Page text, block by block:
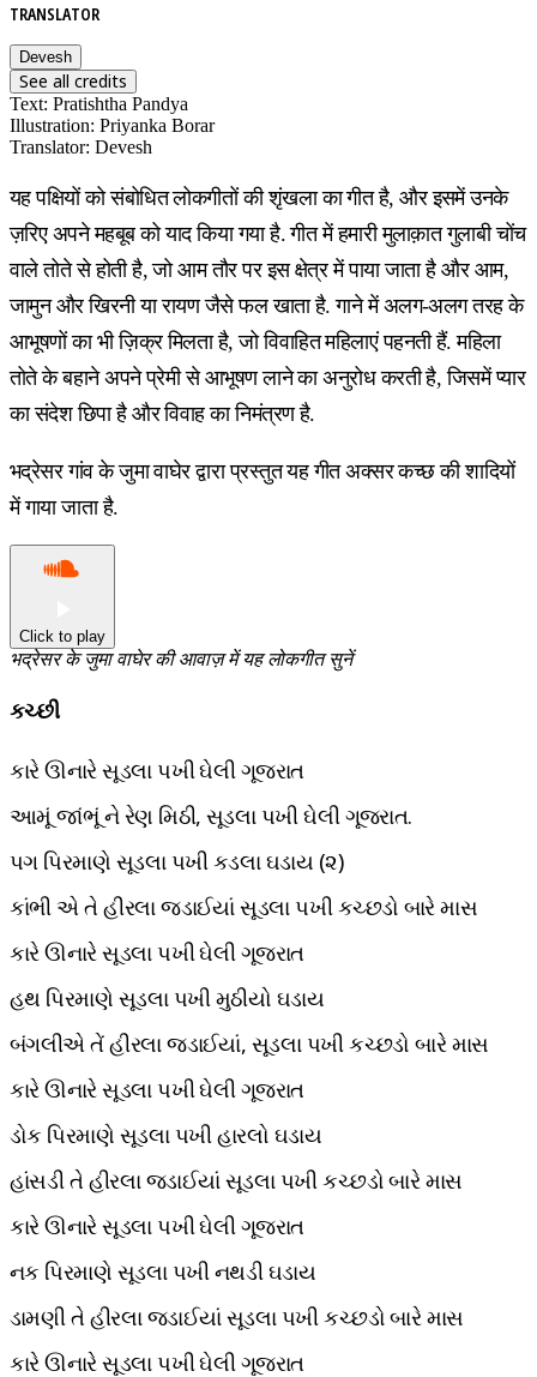
TRANSLATOR
Devesh
See all credits
Text: Pratishtha Pandya
Illustration: Priyanka Borar
Translator: Devesh
यह पक्षियों को संबोधित लोकगीतों की शृंखला का गीत है, और इसमें उनके
ज़रिए अपने महबूब को याद किया गया है. गीत में हमारी मुलाक़ात गुलाबी चोंच
वाले तोते से होती है, जो आम तौर पर इस क्षेत्र में पाया जाता है और आम,
जामुन और खिरनी या रायण जैसे फल खाता है. गाने में अलग-अलग तरह के
आभूषणों का भी ज़िक्र मिलता है, जो विवाहित महिलाएं पहनती हैं. महिला
तोते के बहाने अपने प्रेमी से आभूषण लाने का अनुरोध करती है, जिसमें प्यार
का संदेश छिपा है और विवाह का निमंत्रण है.
भद्रेसर गांव के जुमा वाघेर द्वारा प्रस्तुत यह गीत अक्सर कच्छ की शादियों
में गाया जाता है.
Click to play
भद्रेसर के जुमा वाघेर की आवाज़ में यह लोकगीत सुनें
કચ્છી
કારે ઊનારે સૂડલા પખી ઘેલી ગૂજરાત
આમૂં જાંભૂં ને રેણ મિઠી, સૂડલા પખી ઘેલી ગૂજરાત.
પગ પિરમાણે સૂડલા પખી કડલા ઘડાય (૨)
કાંભી એ તે હીરલા જડાઈયાં સૂડલા પખી કચ્છડો બારે માસ
કારે ઊનારે સૂડલા પખી ઘેલી ગૂજરાત
હથ પિરમાણે સૂડલા પખી મુઠીયો ઘડાય
બંગલીએ તેં હીરલા જડાઈયાં, સૂડલા પખી કચ્છડો બારે માસ
કારે ઊનારે સૂડલા પખી ઘેલી ગૂજરાત
ડોક પિરમાણે સૂડલા પખી હારલો ઘડાય
હાંસડી તે હીરલા જડાઈયાં સૂડલા પખી કચ્છડો બારે માસ
કારે ઊનારે સૂડલા પખી ઘેલી ગૂજરાત
નક પિરમાણે સૂડલા પખી નથડી ઘડાય
ડામણી તે હીરલા જડાઈયાં સૂડલા પખી કચ્છડો બારે માસ
કારે ઊનારે સૂડલા પખી ઘેલી ગૂજરાત